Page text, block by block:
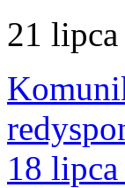
21
18